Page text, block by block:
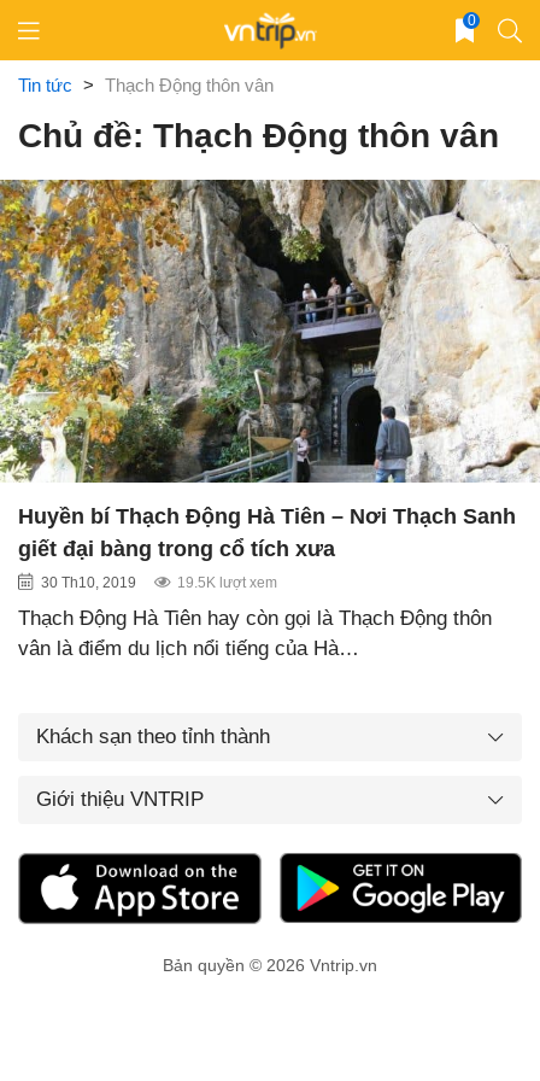
content
0
Tin tức > Thạch Động thôn vân
Chủ đề: Thạch Động thôn vân
Huyền bí Thạch Động Hà Tiên – Nơi Thạch Sanh
giết đại bàng trong cổ tích xưa
30 Th10, 2019 19.5K lượt xem
Thạch Động Hà Tiên hay còn gọi là Thạch Động thôn
vân là điểm du lịch nổi tiếng của Hà…
Khách sạn theo tỉnh thành
Giới thiệu VNTRIP
Bản quyền © 2026 Vntrip.vn